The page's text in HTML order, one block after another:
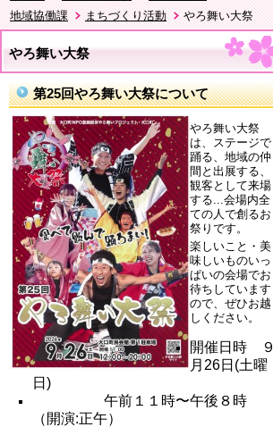
地域協働課
まちづくり活動 やろ舞い大祭
やろ舞い大祭
第25回やろ舞い大祭について
やろ舞い大祭
は、ステージで
踊る、地域の仲
間と出展する、
観客として来場
する...会場内全
ての人で創るお
祭りです。
楽しいこと・美
味しいものいっ
ぱいの会場でお
待ちしています
ので、ぜひお越
しください。
開催日時 ９
月26日(土曜
日)
午前１１時〜午後８時
（開演:正午）